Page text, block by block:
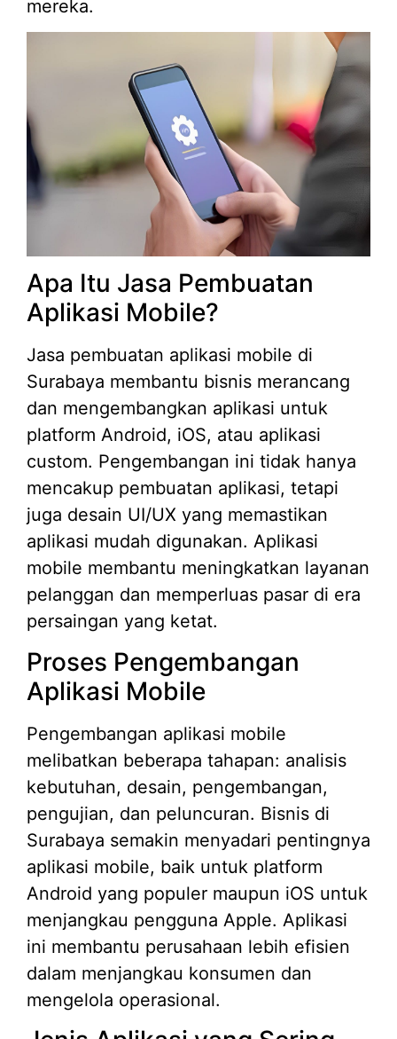
mereka.
Apa Itu Jasa Pembuatan
Aplikasi Mobile?
Jasa pembuatan aplikasi mobile di
Surabaya membantu bisnis merancang
dan mengembangkan aplikasi untuk
platform Android, iOS, atau aplikasi
custom. Pengembangan ini tidak hanya
mencakup pembuatan aplikasi, tetapi
juga desain UI/UX yang memastikan
aplikasi mudah digunakan. Aplikasi
mobile membantu meningkatkan layanan
pelanggan dan memperluas pasar di era
persaingan yang ketat.
Proses Pengembangan
Aplikasi Mobile
Pengembangan aplikasi mobile
melibatkan beberapa tahapan: analisis
kebutuhan, desain, pengembangan,
pengujian, dan peluncuran. Bisnis di
Surabaya semakin menyadari pentingnya
aplikasi mobile, baik untuk platform
Android yang populer maupun iOS untuk
menjangkau pengguna Apple. Aplikasi
ini membantu perusahaan lebih efisien
dalam menjangkau konsumen dan
mengelola operasional.